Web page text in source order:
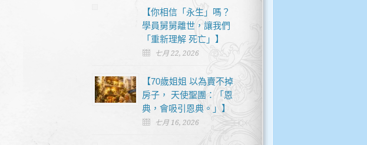
【你相信「永生」嗎？
學員舅舅離世，讓我們
「重新理解 死亡」】
七月 22, 2026
【70歲姐姐 以為賣不掉
房子， 天使聖團：「恩
典，會吸引恩典。」】
七月 16, 2026